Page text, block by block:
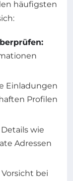
häufigsten
Einladungen
Profilen
Details wie
Adressen
Vorsicht bei